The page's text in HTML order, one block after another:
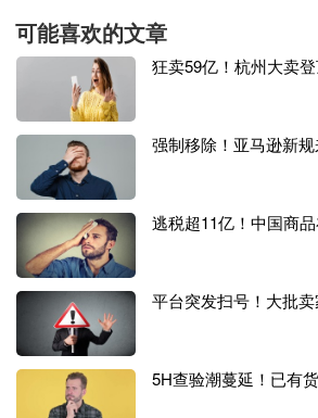
抛开零售卖货的主业，华凯易佰还有着
所周知，其一手打造了亿迈跨境（
是跨境电商综合服务生态平台。报告期
入72,237万元（约7.22亿元），占公司
1%；上年同期亿迈实现营业收入
元），本期同比下降23.20%。本期亿迈
家，较2024 年末的275家增长5.82%。
多平台运营，亚马逊依旧是营收大头
早两年，华凯易佰完成对通拓科技的收
大跨境电商主体：易佰网络与通拓科技
结合 2025年财报披露信息，两家子公
易佰网络表现亮眼，全年营收达81.2亿
元；通拓科技同期实现营收16.4亿元，
可能喜欢的文章
狂卖59亿！杭州大卖
强制移除！亚马逊新
逃税超11亿！中国商
平台突发扫号！大批
5H查验潮蔓延！已有